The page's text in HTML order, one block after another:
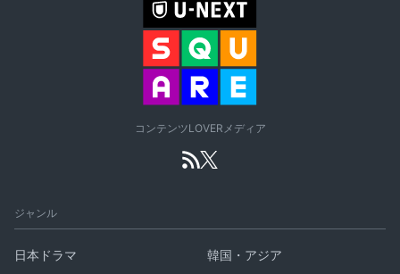
コンテンツLOVERメディア
ジャンル
日本ドラマ
韓国・アジア